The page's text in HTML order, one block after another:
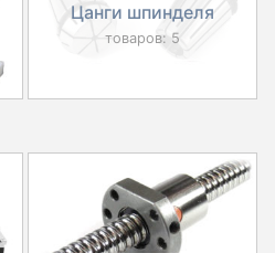
Цанги шпинделя
товаров: 5